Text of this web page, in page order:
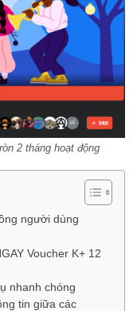
2 tháng hoạt động
người dùng
Voucher K+ 12
nhanh chóng
tin giữa các